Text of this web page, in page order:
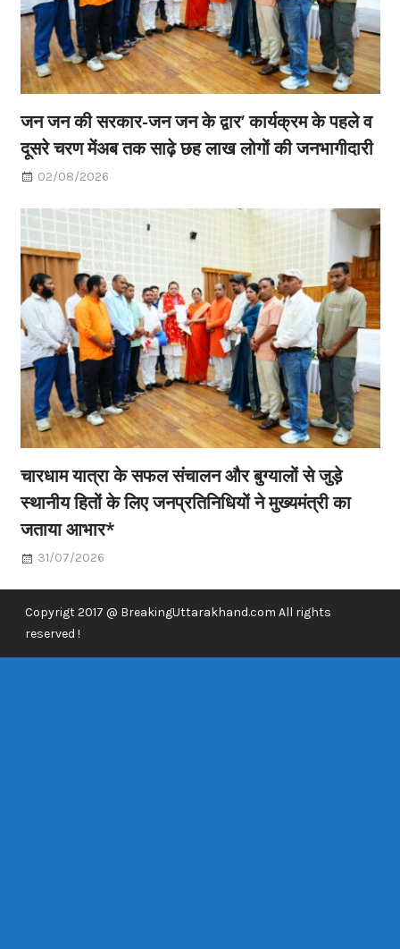
जन जन की सरकार-जन जन के द्वार’ कार्यक्रम के पहले व
दूसरे चरण मेंअब तक साढ़े छह लाख लोगों की जनभागीदारी
02/08/2026
चारधाम यात्रा के सफल संचालन और बुग्यालों से जुड़े
स्थानीय हितों के लिए जनप्रतिनिधियों ने मुख्यमंत्री का
जताया आभार*
31/07/2026
Copyrigt 2017 @ BreakingUttarakhand.com All rights
reserved !